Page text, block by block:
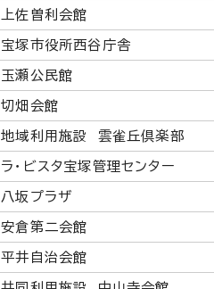
上佐曽利会館
宝塚市役所西谷庁舎
玉瀬公民館
切畑会館
地域利用施設 雲雀丘倶楽部
ラ・ビスタ宝塚管理センター
八坂プラザ
安倉第二会館
平井自治会館